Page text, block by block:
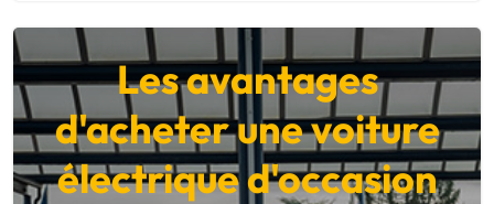
Les avantages
d'acheter une voiture
électrique d'occasion